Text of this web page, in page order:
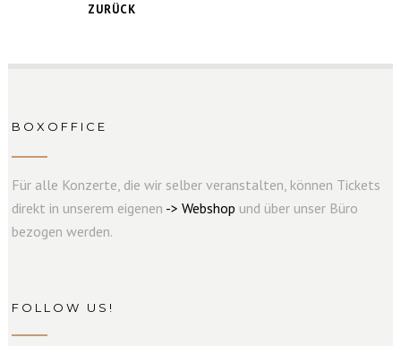
ZURÜCK
BOXOFFICE
Für alle Konzerte, die wir selber veranstalten, können Tickets
direkt in unserem eigenen ->Webshop und über unser Büro
bezogen werden.
FOLLOW US!